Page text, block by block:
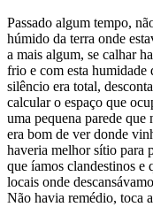
Passado algum tempo,
húmido da terra onde
a mais algum, se calhar
frio e com esta humidade
silêncio era total,
calcular o espaço que
uma pequena parede que
era bom de ver donde
haveria melhor sítio para
que íamos clandestinos e
locais onde
Não havia remédio, toca